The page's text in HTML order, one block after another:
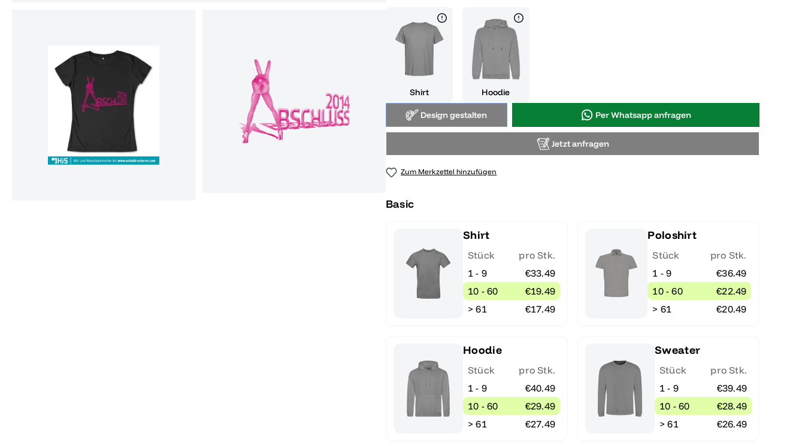
Shirt Hoodie
Design gestalten Per Whatsapp anfragen
Jetzt anfragen
Zum Merkzettel hinzufügen
Basic
Shirt
Stück
pro Stk.
1 - 9
€33.49
10 - 60
€19.49
> 61
€17.49
Poloshirt
Stück
pro Stk.
1 - 9
€36.49
10 - 60
€22.49
> 61
€20.49
Hoodie
Stück
pro Stk.
1 - 9
€40.49
10 - 60
€29.49
> 61
€27.49
Sweater
Stück
pro Stk.
1 - 9
€39.49
10 - 60
€28.49
> 61
€26.49